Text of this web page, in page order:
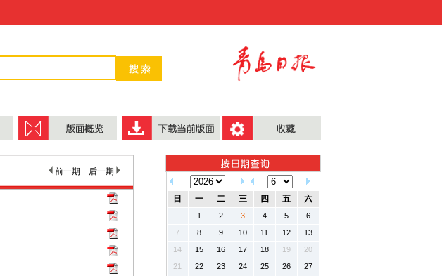
前一期 后一期
日 一 二 三 四 五 六
1 2 3 4 5
6
7
8 9 10 11 12
13
14
15 16 17 18 19
20
21
22 23 24 25 26
27